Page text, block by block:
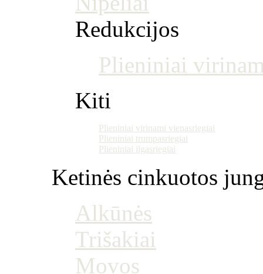
Redukcijos
Plieniniai
Kiti
Plieniniai virinami vienasriegiai
Plieniniai trumpasriegiai
Plieniniai ilgasriegiai
Ketinės cinkuotos
Alkūnės
Trišakiai
Movos